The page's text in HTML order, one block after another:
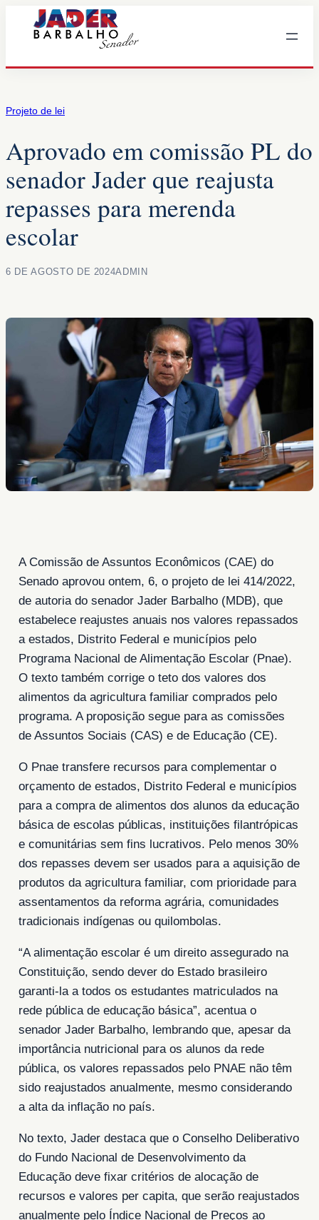
Projeto de lei
Aprovado em comissão PL do
senador Jader que reajusta
repasses para merenda
escolar
6 DE AGOSTO DE 2024ADMIN
A Comissão de Assuntos Econômicos (CAE) do
Senado aprovou ontem, 6, o projeto de lei 414/2022,
de autoria do senador Jader Barbalho (MDB), que
estabelece reajustes anuais nos valores repassados
a estados, Distrito Federal e municípios pelo
Programa Nacional de Alimentação Escolar (Pnae).
O texto também corrige o teto dos valores dos
alimentos da agricultura familiar comprados pelo
programa. A proposição segue para as comissões
de Assuntos Sociais (CAS) e de Educação (CE).
O Pnae transfere recursos para complementar o
orçamento de estados, Distrito Federal e municípios
para a compra de alimentos dos alunos da educação
básica de escolas públicas, instituições filantrópicas
e comunitárias sem fins lucrativos. Pelo menos 30%
dos repasses devem ser usados para a aquisição de
produtos da agricultura familiar, com prioridade para
assentamentos da reforma agrária, comunidades
tradicionais indígenas ou quilombolas.
“A alimentação escolar é um direito assegurado na
Constituição, sendo dever do Estado brasileiro
garanti-la a todos os estudantes matriculados na
rede pública de educação básica”, acentua o
senador Jader Barbalho, lembrando que, apesar da
importância nutricional para os alunos da rede
pública, os valores repassados pelo PNAE não têm
sido reajustados anualmente, mesmo considerando
a alta da inflação no país.
No texto, Jader destaca que o Conselho Deliberativo
do Fundo Nacional de Desenvolvimento da
Educação deve fixar critérios de alocação de
recursos e valores per capita, que serão reajustados
anualmente pelo Índice Nacional de Preços ao